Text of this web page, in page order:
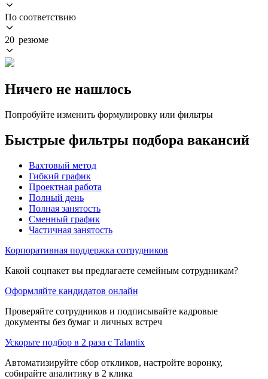
По соответствию
20 резюме
Ничего не нашлось
Попробуйте изменить формулировку или фильтры
Быстрые фильтры подбора вакансий
Вахтовый метод
Гибкий график
Проектная работа
Полный день
Полная занятость
Сменный график
Частичная занятость
Корпоративная поддержка сотрудников
Какой соцпакет вы предлагаете семейным сотрудникам?
Оформляйте кандидатов онлайн
Проверяйте сотрудников и подписывайте кадровые
документы без бумаг и личных встреч
Ускорьте подбор в 2 раза с Talantix
Автоматизируйте сбор откликов, настройте воронку,
собирайте аналитику в 2 клика